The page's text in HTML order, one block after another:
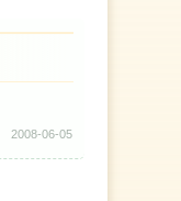
2008-06-05